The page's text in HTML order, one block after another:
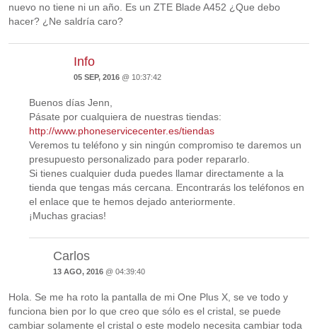
nuevo no tiene ni un año. Es un ZTE Blade A452 ¿Que debo
hacer? ¿Ne saldría caro?
Info
05 SEP, 2016 @ 10:37:42
Buenos días Jenn,
Pásate por cualquiera de nuestras tiendas:
http://www.phoneservicecenter.es/tiendas
Veremos tu teléfono y sin ningún compromiso te daremos un
presupuesto personalizado para poder repararlo.
Si tienes cualquier duda puedes llamar directamente a la
tienda que tengas más cercana. Encontrarás los teléfonos en
el enlace que te hemos dejado anteriormente.
¡Muchas gracias!
Carlos
13 AGO, 2016@ 04:39:40
Hola. Se me ha roto la pantalla de mi One Plus X, se ve todo y
funciona bien por lo que creo que sólo es el cristal, se puede
cambiar solamente el cristal o este modelo necesita cambiar toda